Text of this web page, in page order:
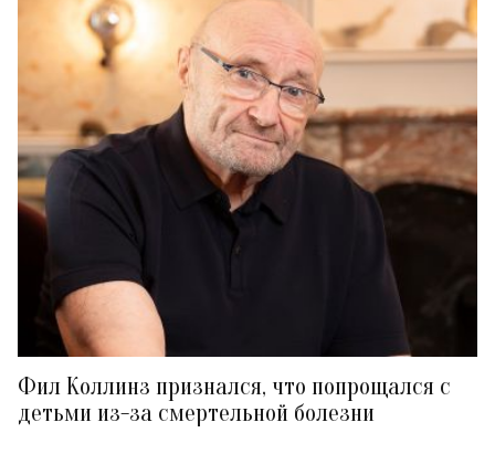
Фил Коллинз признался, что попрощался с
детьми из-за смертельной болезни